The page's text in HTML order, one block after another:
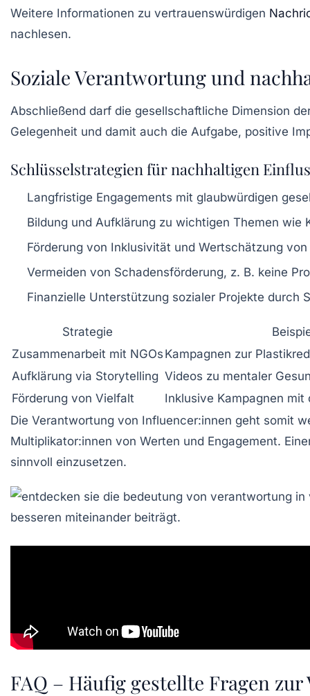
Weitere Informationen zu vertrauenswürdigen
nachlesen.
Soziale Verantwortung und
Abschließend darf die gesellschaftliche Dimension
Gelegenheit und damit auch die Aufgabe, positive
Schlüsselstrategien für nachhaltigen
Langfristige Engagements mit glaubwürdigen
Bildung und Aufklärung zu wichtigen Themen wie
Förderung von Inklusivität und Wertschätzung
Vermeiden von Schadensförderung, z. B. keine
Finanzielle Unterstützung sozialer Projekte durch
Strategie
Zusammenarbeit mit NGOs Kampagnen zur
Aufklärung via Storytelling Videos zu mentaler
Förderung von Vielfalt
Inklusive Kampagnen mit
Die Verantwortung von Influencer:innen geht somit
Multiplikator:innen von Werten und Engagement.
sinnvoll einzusetzen.
FAQ – Häufig gestellte Fragen